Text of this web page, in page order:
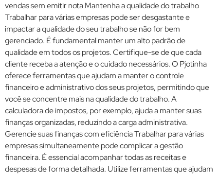
vendas sem emitir nota Mantenha a qualidade do trabalho
Trabalhar para várias empresas pode ser desgastante e
impactar a qualidade do seu trabalho se não for bem
gerenciado. É fundamental manter um alto padrão de
qualidade em todos os projetos. Certifique-se de que cada
cliente receba a atenção e o cuidado necessários. O Pjotinha
oferece ferramentas que ajudam a manter o controle
financeiro e administrativo dos seus projetos, permitindo que
você se concentre mais na qualidade do trabalho. A
calculadora de impostos, por exemplo, ajuda a manter suas
finanças organizadas, reduzindo a carga administrativa.
Gerencie suas finanças com eficiência Trabalhar para várias
empresas simultaneamente pode complicar a gestão
financeira. É essencial acompanhar todas as receitas e
despesas de forma detalhada. Utilize ferramentas que ajudam